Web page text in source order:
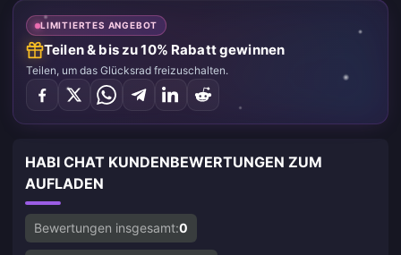
LIMITIERTES ANGEBOT
Teilen & bis zu 10% Rabatt gewinnen
Teilen, um das Glücksrad freizuschalten.
HABI CHAT KUNDENBEWERTUNGEN ZUM
AUFLADEN
Bewertungen insgesamt:0